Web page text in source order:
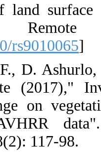
variability of
2001-
[DOI:10.3390/
18. Malairi,
and H. agate
climate
series of
Agriculture